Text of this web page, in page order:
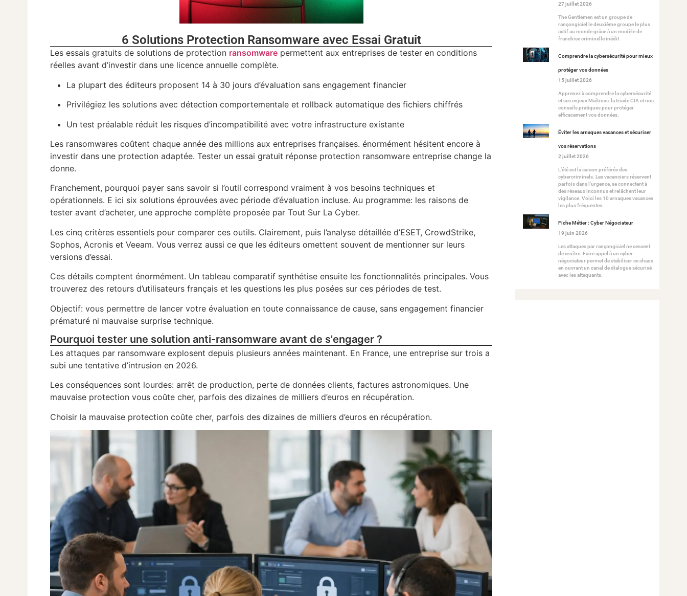
6 Solutions Protection Ransomware avec Essai Gratuit
Les essais gratuits de solutions de protection ransomware permettent aux entreprises de tester en conditions
réelles avant d’investir dans une licence annuelle complète.
La plupart des éditeurs proposent 14 à 30 jours d’évaluation sans engagement financier
Privilégiez les solutions avec détection comportementale et rollback automatique des fichiers chiffrés
Un test préalable réduit les risques d’incompatibilité avec votre infrastructure existante
Les ransomwares coûtent chaque année des millions aux entreprises françaises. énormément hésitent encore à
investir dans une protection adaptée. Tester un essai gratuit réponse protection ransomware entreprise change la
donne.
Franchement, pourquoi payer sans savoir si l’outil correspond vraiment à vos besoins techniques et
opérationnels. E ici six solutions éprouvées avec période d’évaluation incluse. Au programme: les raisons de
tester avant d’acheter, une approche complète proposée par Tout Sur La Cyber.
Les cinq critères essentiels pour comparer ces outils. Clairement, puis l’analyse détaillée d’ESET, CrowdStrike,
Sophos, Acronis et Veeam. Vous verrez aussi ce que les éditeurs omettent souvent de mentionner sur leurs
versions d’essai.
Ces détails comptent énormément. Un tableau comparatif synthétise ensuite les fonctionnalités principales. Vous
trouverez des retours d’utilisateurs français et les questions les plus posées sur ces périodes de test.
Objectif: vous permettre de lancer votre évaluation en toute connaissance de cause, sans engagement financier
prématuré ni mauvaise surprise technique.
Pourquoi tester une solution anti-ransomware avant de s'engager ?
Les attaques par ransomware explosent depuis plusieurs années maintenant. En France, une entreprise sur trois a
subi une tentative d’intrusion en 2026.
Les conséquences sont lourdes: arrêt de production, perte de données clients, factures astronomiques. Une
mauvaise protection vous coûte cher, parfois des dizaines de milliers d’euros en récupération.
Choisir la mauvaise protection coûte cher, parfois des dizaines de milliers d’euros en récupération.
27 juillet 2026
The Gentlemen est un groupe de
rançongiciel le deuxième groupe le plus
actif au monde grâce à un modèle de
franchise criminelle inédit
Comprendre la cybersécurité pour mieux
protéger vos données
15 juillet 2026
Apprenez à comprendre la cybersécurité
et ses enjeux Maîtrisez la triade CIA et nos
conseils pratiques pour protéger
efficacement vos données.
Éviter les arnaques vacances et sécuriser
vos réservations
2 juillet 2026
L’été est la saison préférée des
cybercriminels. Les vacanciers réservent
parfois dans l’urgence, se connectent à
des réseaux inconnus et relâchent leur
vigilance. Voici les 10 arnaques vacances
les plus fréquentes.
Fiche Métier : Cyber Négociateur
19 juin 2026
Les attaques par rançongiciel ne cessent
de croître. Faire appel à un cyber
négociateur permet de stabiliser ce chaos
en ouvrant un canal de dialogue sécurisé
avec les attaquants.